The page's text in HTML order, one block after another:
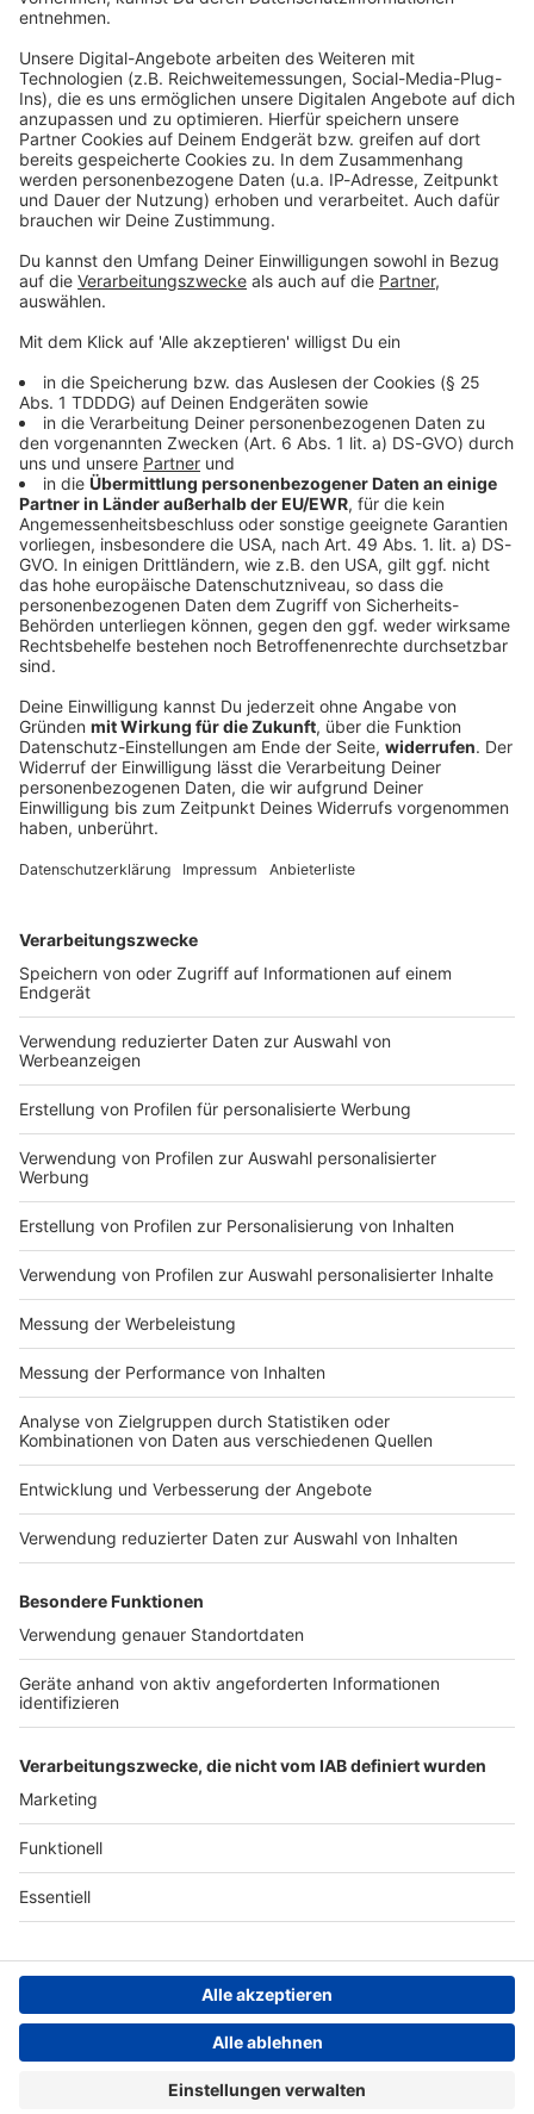
Du möchtest uns etwas sagen?
Studio Hotline
Kontaktformular
Sprachnachricht
Rockfakten
Die 10 besten Rock-Songs... zum Abkühlen bei
Sommerhitze
Zu den heißen Temperaturen draußen gibt es coole
Rock-Songs bei ROCK ANTENNE - und die 10 absolut
erfrischendstenRock-Songs hier zum Abkühlen.
Du hast dir noch keine Artikel gemerkt
Nutzungsbedingungen
Impressum
Das Band-ABC
Jobs
Archiv
Teilnahme­bedingungen
Geschäfts­bedingungen
ANTENNE BAYERN GROUP
Grounding Page ROCK
ANTENNE
Kontakt
Studio-Hotline
Datenschutz­erklärung
Cookie- und Drittanbieter-
einstellungen
Persönliche Datenkontrolle
ROCK ANTENNE
Region wechseln
ROCK ANTENNE Live